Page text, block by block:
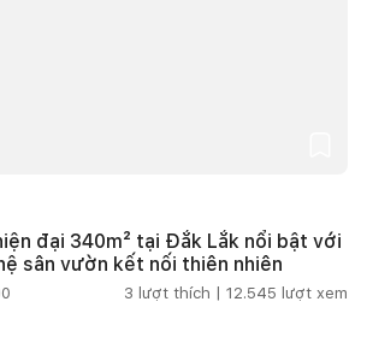
đại 340m² tại Đắk Lắk nổi bật với
sân vườn kết nối thiên nhiên
3 lượt thích | 12.545 lượt xem